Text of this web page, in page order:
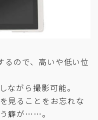
るので、高いや低い位
ながら撮影可能。
見ることをお忘れな
癖が……。